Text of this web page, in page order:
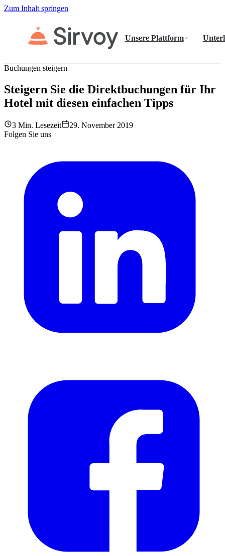
Zum Inhalt springen
Unsere Plattform
Buchungen steigern
Steigern Sie die Direktbuchungen für Ihr
Hotel mit diesen einfachen Tipps
3 Min. Lesezeit
29. November 2019
Folgen Sie uns